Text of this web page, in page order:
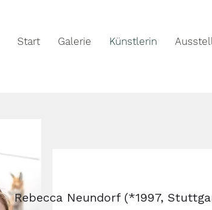
Start Galerie Künstlerin
Rebecca Neundorf (*1997,